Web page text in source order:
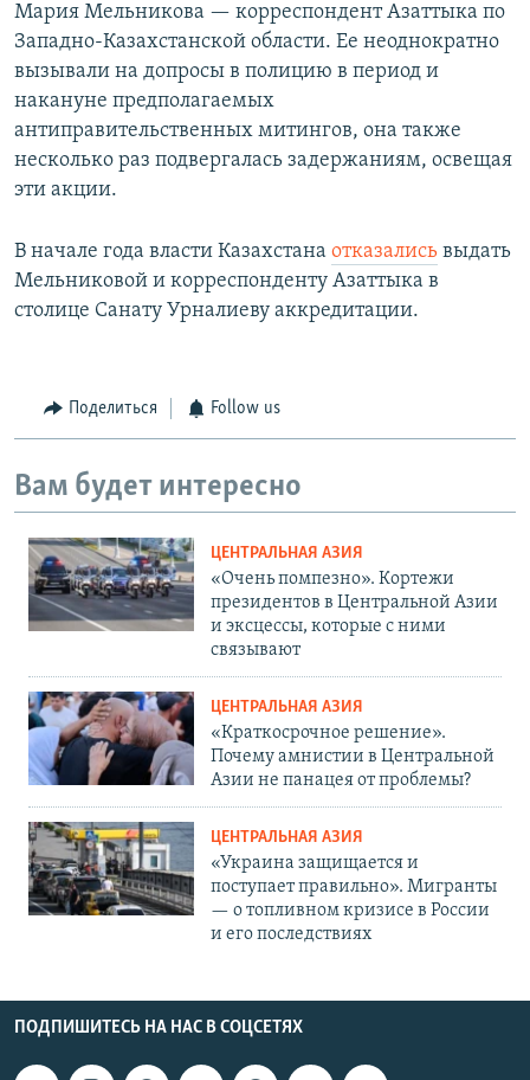
Мария Мельникова — корреспондент Азаттыка по
Западно-Казахстанской области. Ее неоднократно
вызывали на допросы в полицию в период и
накануне предполагаемых
антиправительственных митингов, она также
несколько раз подвергалась задержаниям, освещая
эти акции.
В начале года власти Казахстана отказались выдать
Мельниковой и корреспонденту Азаттыка в
столице Санату Урналиеву аккредитации.
Поделиться Follow us
Вам будет интересно
ЦЕНТРАЛЬНАЯ АЗИЯ
«Очень помпезно». Кортежи
президентов в Центральной Азии
и эксцессы, которые с ними
связывают
ЦЕНТРАЛЬНАЯ АЗИЯ
«Краткосрочное решение».
Почему амнистии в Центральной
Азии не панацея от проблемы?
ЦЕНТРАЛЬНАЯ АЗИЯ
«Украина защищается и
поступает правильно». Мигранты
— о топливном кризисе в России
и его последствиях
ПОДПИШИТЕСЬ НА НАС В СОЦСЕТЯХ